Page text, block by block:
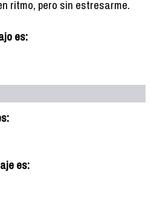
ritmo, pero sin estresarme.
es:
es: